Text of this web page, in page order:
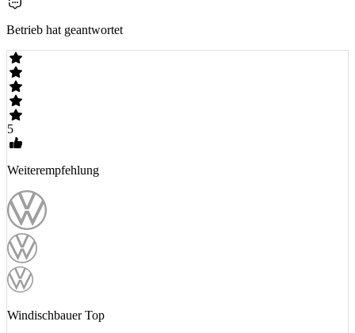
Betrieb hat geantwortet
5
Weiterempfehlung
Windischbauer Top